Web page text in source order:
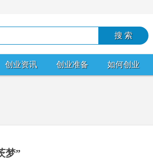
创业资讯 创业准备 如何创业
梦”